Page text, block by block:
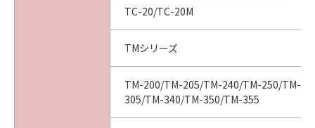
より必要な認可等を得ることなしに「本ソフト
ウエア」の全部または一部を、直接または間接
(1) 本契約は、お客様が「本ソフトウエア」を
TC-20/TC-20M
TMシリーズ
TM-200/TM-205/TM-240/TM-250/TM-
305/TM-340/TM-350/TM-355